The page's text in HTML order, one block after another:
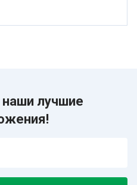
наши лучшие